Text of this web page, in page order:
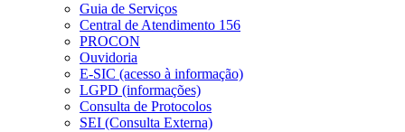
Guia de Serviços
Central de Atendimento 156
PROCON
Ouvidoria
E-SIC (acesso à informação)
LGPD (informações)
Consulta de Protocolos
SEI (Consulta Externa)